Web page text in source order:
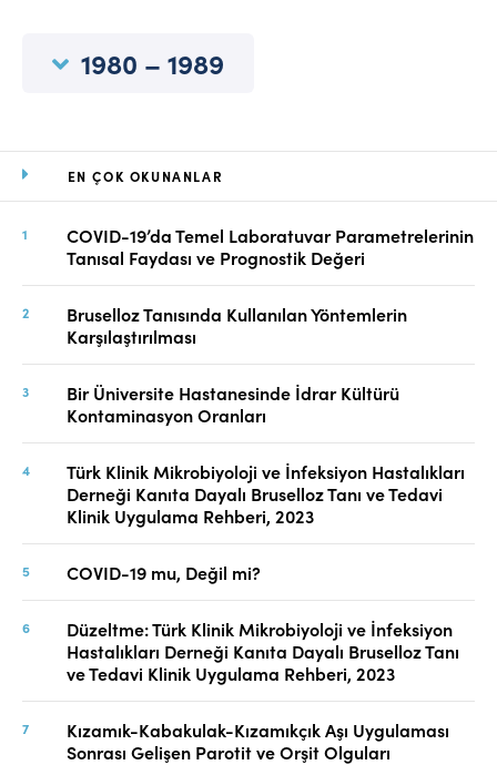
EN ÇOK OKUNANLAR
COVID-19’da Temel Laboratuvar Parametrelerinin
Tanısal Faydası ve Prognostik Değeri
Bruselloz Tanısında Kullanılan Yöntemlerin
Karşılaştırılması
Bir Üniversite Hastanesinde İdrar Kültürü
Kontaminasyon Oranları
Türk Klinik Mikrobiyoloji ve İnfeksiyon Hastalıkları
Derneği Kanıta Dayalı Bruselloz Tanı ve Tedavi
Klinik Uygulama Rehberi, 2023
COVID-19 mu, Değil mi?
Düzeltme: Türk Klinik Mikrobiyoloji ve İnfeksiyon
Hastalıkları Derneği Kanıta Dayalı Bruselloz Tanı
ve Tedavi Klinik Uygulama Rehberi, 2023
Kızamık-Kabakulak-Kızamıkçık Aşı Uygulaması
Sonrası Gelişen Parotit ve Orşit Olguları
1980 – 1989